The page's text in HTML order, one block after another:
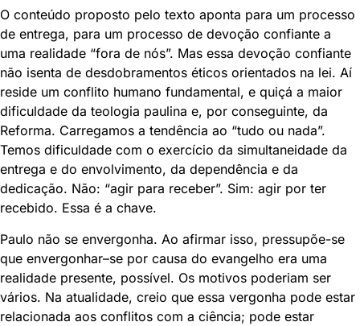
O conteúdo proposto pelo texto aponta para um processo
de entrega, para um processo de devoção confiante a
uma realidade “fora de nós”. Mas essa devoção confiante
não isenta de desdobramentos éticos orientados na lei. Aí
reside um conflito humano fundamental, e quiçá a maior
dificuldade da teologia paulina e, por conseguinte, da
Reforma. Carregamos a tendência ao “tudo ou nada”.
Temos dificuldade com o exercício da simultaneidade da
entrega e do envolvimento, da dependência e da
dedicação. Não: “agir para receber”. Sim: agir por ter
recebido. Essa é a chave.
Paulo não se envergonha. Ao afirmar isso, pressupõe-se
que envergonhar–se por causa do evangelho era uma
realidade presente, possível. Os motivos poderiam ser
vários. Na atualidade, creio que essa vergonha pode estar
relacionada aos conflitos com a ciência; pode estar